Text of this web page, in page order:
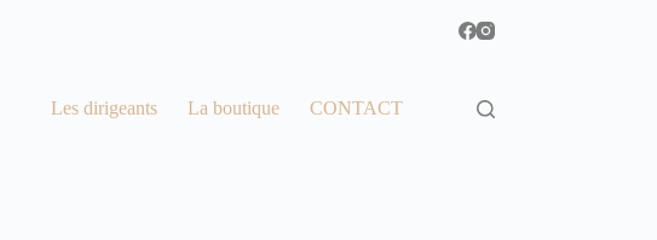
Les dirigeants La boutique CONTACT